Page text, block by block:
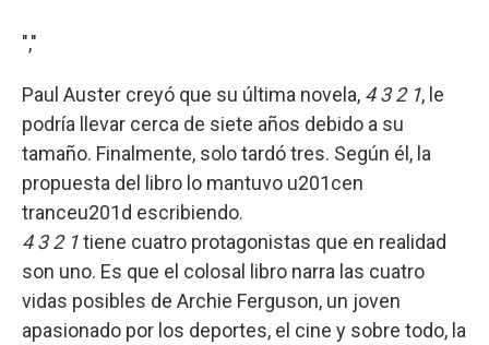
","
Paul Auster creyó que su última novela, 4 3 2 1, le
podría llevar cerca de siete años debido a su
tamaño. Finalmente, solo tardó tres. Según él, la
propuesta del libro lo mantuvo u201cen
tranceu201d escribiendo.
4 3 2 1tiene cuatro protagonistas que en realidad
son uno. Es que el colosal libro narra las cuatro
vidas posibles de Archie Ferguson, un joven
apasionado por los deportes, el cine y sobre todo, la